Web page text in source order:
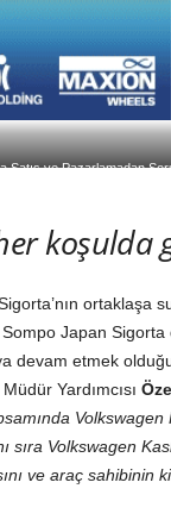
Satış ve Pazarlamadan
koşulda
ortaklaşa
Japan
devam etmek
Yardımcısı
sıra Volkswagen
ve araç sahibinin